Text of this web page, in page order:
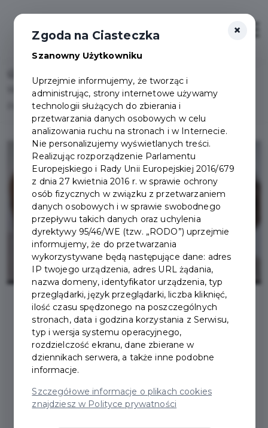
Wsparcie dla osób ze spektrum autyzmu – nowy projekt
Partnera Pruszczańskiej Karty Mieszkańca
2024-06-20
WSPARCIE DLA OSÓB
ZE SPEKTRUM AUTYZMU
– NOWY PROJEKT
×
Zgoda na Ciasteczka
Szanowny Użytkowniku
Uprzejmie informujemy, że tworząc i
administrując, strony internetowe używamy
technologii służących do zbierania i
przetwarzania danych osobowych w celu
analizowania ruchu na stronach i w Internecie.
Nie personalizujemy wyświetlanych treści.
Realizując rozporządzenie Parlamentu
Europejskiego i Rady Unii Europejskiej 2016/679
z dnia 27 kwietnia 2016 r. w sprawie ochrony
osób fizycznych w związku z przetwarzaniem
danych osobowych i w sprawie swobodnego
przepływu takich danych oraz uchylenia
dyrektywy 95/46/WE (tzw. „RODO”) uprzejmie
informujemy, że do przetwarzania
wykorzystywane będą następujące dane: adres
IP twojego urządzenia, adres URL żądania,
nazwa domeny, identyfikator urządzenia, typ
przeglądarki, język przeglądarki, liczba kliknięć,
ilość czasu spędzonego na poszczególnych
stronach, data i godzina korzystania z Serwisu,
typ i wersja systemu operacyjnego,
rozdzielczość ekranu, dane zbierane w
dziennikach serwera, a także inne podobne
informacje.
Szczegółowe informacje o plikach cookies
znajdziesz w Polityce prywatności